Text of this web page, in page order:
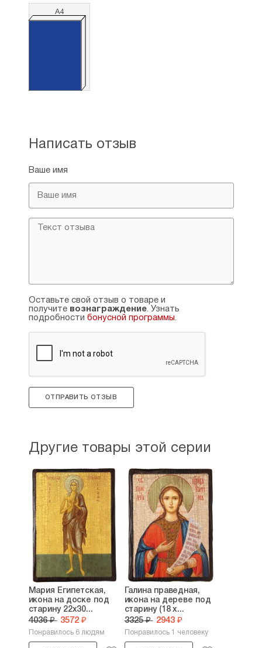
Подробности уточняйте у оператора.
А4
Написать отзыв
Ваше имя
Оставьте свой отзыв о товаре и
получите вознаграждение. Узнать
подробности бонусной программы.
ОТПРАВИТЬ ОТЗЫВ
Другие товары этой серии
Мария Египетская,
икона на доске под
старину 22х30...
4036 ₽ 3572 ₽
Понравилось 6 людям
Галина праведная,
икона на дереве под
старину (18 х...
3325 ₽ 2943 ₽
Понравилось 1 человеку